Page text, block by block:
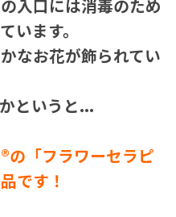
入口には消毒のため
います。
なお花が飾られてい
というと...
の「フラワーセラピ
です！